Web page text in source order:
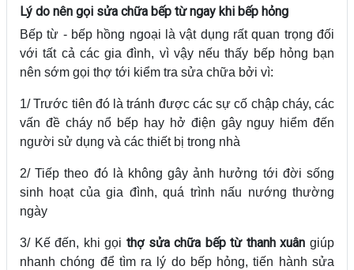
Lý do nên gọi sửa chữa bếp từ ngay khi bếp hỏng
Bếp từ - bếp hồng ngoại là vật dụng rất quan trọng đối
với tất cả các gia đình, vì vậy nếu thấy bếp hỏng bạn
nên sớm gọi thợ tới kiểm tra sửa chữa bởi vì:
1/ Trước tiên đó là tránh được các sự cố chập cháy, các
vấn đề cháy nổ bếp hay hở điện gây nguy hiểm đến
người sử dụng và các thiết bị trong nhà
2/ Tiếp theo đó là không gây ảnh hưởng tới đời sống
sinh hoạt của gia đình, quá trình nấu nướng thường
ngày
3/ Kế đến, khi gọi thợ sửa chữa bếp từ thanh xuân giúp
nhanh chóng để tìm ra lý do bếp hỏng, tiến hành sửa